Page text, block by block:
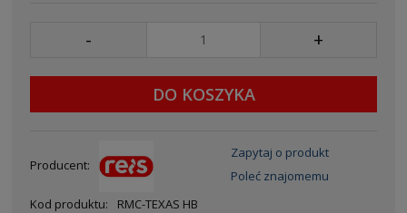
- +
DO KOSZYKA
Producent:
Kod produktu: RMC-TEXAS HB
Zapytaj o produkt
Poleć znajomemu